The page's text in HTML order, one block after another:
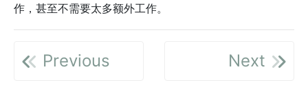
作，甚至不需要太多额外工作。
Previous Next